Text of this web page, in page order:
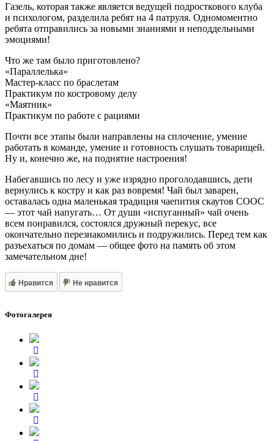
Газель, которая также является ведущей подросткового клуба
и психологом, разделила ребят на 4 патруля. Одномоментно
ребята отправились за новыми знаниями и неподдельными
эмоциями!
Что же там было приготовлено?
«Параллелька»
Мастер-класс по браслетам
Практикум по костровому делу
«Маятник»
Практикум по работе с рациями
Почти все этапы были направлены на сплочение, умение
работать в команде, умение и готовность слушать товарищей.
Ну и, конечно же, на поднятие настроения!
Набегавшись по лесу и уже изрядно проголодавшись, дети
вернулись к костру и как раз вовремя! Чай был заварен,
оставалась одна маленькая традиция чаепития скаутов СООС
— этот чай напугать… От души «испуганный» чай очень
всем понравился, состоялся дружный перекус, все
окончательно перезнакомились и подружились. Перед тем как
разъехаться по домам — общее фото на память об этом
замечательном дне!
Нравится Не нравится
Фотогалерея